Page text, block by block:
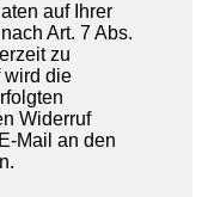
auf Ihrer
Art. 7 Abs.
zu
wird die
Widerruf
Mail an den